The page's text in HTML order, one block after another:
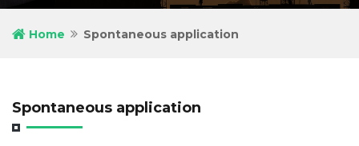
Home Spontaneous application
Spontaneous application